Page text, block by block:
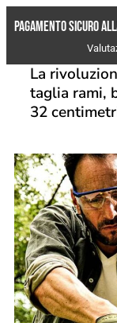
Pagamento Sicuro
La
taglia rami,
32